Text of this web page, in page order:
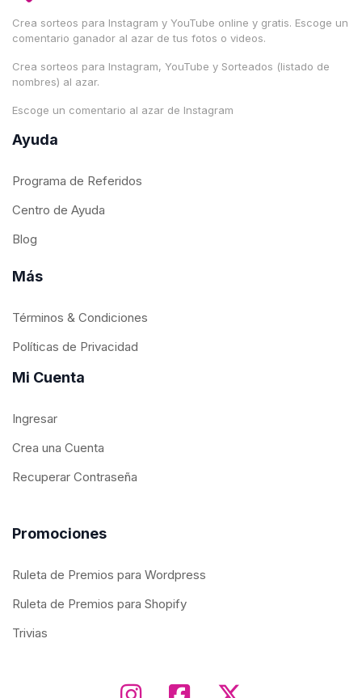
Crea sorteos para Instagram y YouTube online y gratis. Escoge un
comentario ganador al azar de tus fotos o videos.
Crea sorteos para Instagram, YouTube y Sorteados (listado de
nombres) al azar.
Escoge un comentario al azar de Instagram
Ayuda
Programa de Referidos
Centro de Ayuda
Blog
Más
Términos & Condiciones
Políticas de Privacidad
Mi Cuenta
Ingresar
Crea una Cuenta
Recuperar Contraseña
Promociones
Ruleta de Premios para Wordpress
Ruleta de Premios para Shopify
Trivias